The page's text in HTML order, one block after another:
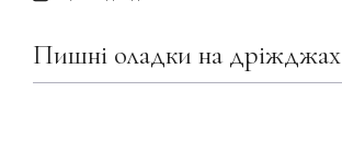
Пишні оладки на дріжджах